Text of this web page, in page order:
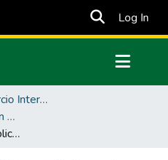
Log In
Facultad de Comercio Internacional, Integración, Administración y Economía Empresarial
Carrera de Administración Pública
Análisis de la política pública de nutrición y su influencia de la disminución de los niveles de desnutrición crónica de los niños y niñas beneficiarios del Bono de Desarrollo Humano del Cantón Tulcá